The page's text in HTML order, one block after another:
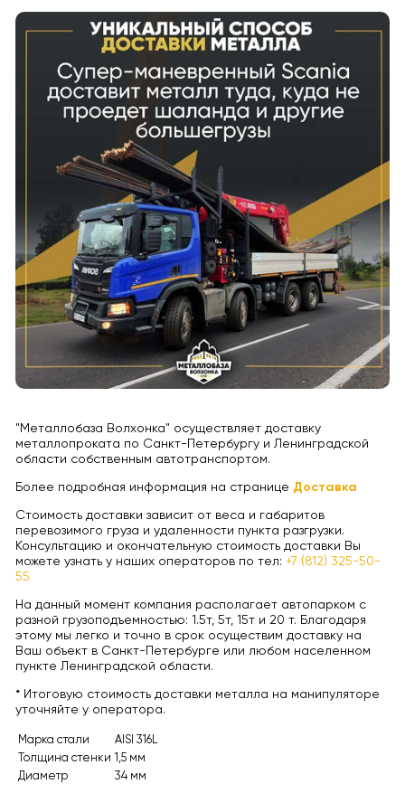
"Металлобаза Волхонка" осуществляет доставку
металлопроката по Санкт-Петербургу и Ленинградской
области собственным автотранспортом.
Более подробная информация на странице Доставка
Стоимость доставки зависит от веса и габаритов
перевозимого груза и удаленности пункта разгрузки.
Консультацию и окончательную стоимость доставки Вы
можете узнать у наших операторов по тел: +7 (812) 325-50-
55
На данный момент компания располагает автопарком с
разной грузоподъемностью: 1.5т, 5т, 15т и 20 т. Благодаря
этому мы легко и точно в срок осуществим доставку на
Ваш объект в Санкт-Петербурге или любом населенном
пункте Ленинградской области.
* Итоговую стоимость доставки металла на манипуляторе
уточняйте у оператора.
Марка стали
AISI 316L
Толщина стенки 1,5 мм
Диаметр
34 мм